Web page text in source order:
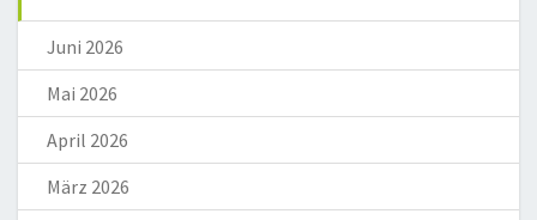
Juni 2026
Mai 2026
April 2026
März 2026